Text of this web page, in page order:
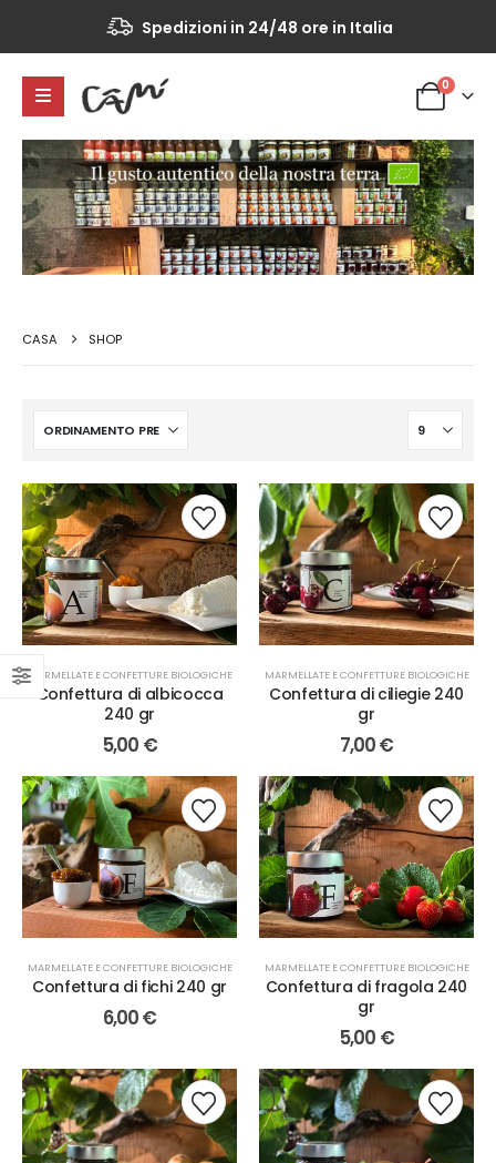
Spedizioni in 24/48 ore in Italia
0
CASA SHOP
MARMELLATE E CONFETTURE BIOLOGICHE
Confettura di albicocca
240 gr
5,00 €
MARMELLATE E CONFETTURE BIOLOGICHE
Confettura di ciliegie 240
gr
7,00€
MARMELLATE E CONFETTURE BIOLOGICHE
Confettura di fichi 240 gr
6,00€
MARMELLATE E CONFETTURE BIOLOGICHE
Confettura di fragola 240
gr
5,00 €